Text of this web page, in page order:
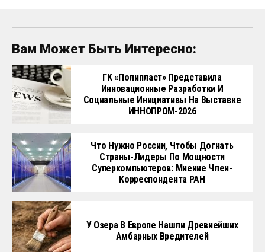
Вам Может Быть Интересно:
ГК «Полипласт» Представила
Инновационные Разработки И
Социальные Инициативы На Выставке
ИННОПРОМ-2026
Что Нужно России, Чтобы Догнать
Страны-Лидеры По Мощности
Суперкомпьютеров: Мнение Член-
Корреспондента РАН
У Озера В Европе Нашли Древнейших
Амбарных Вредителей